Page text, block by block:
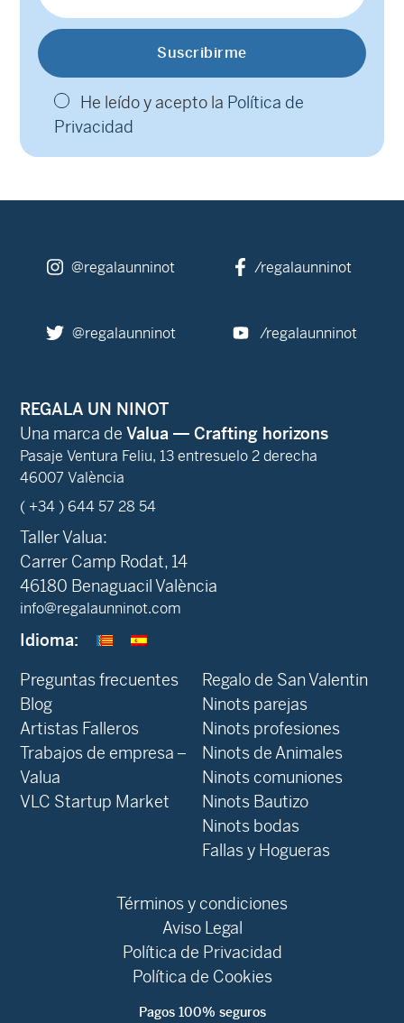
He leído y acepto la Política de
Privacidad
@regalaunninot /regalaunninot
@regalaunninot /regalaunninot
REGALA UN NINOT
Una marca de Valua — Crafting horizons
Pasaje Ventura Feliu, 13 entresuelo 2 derecha
46007 València
( +34 ) 644 57 28 54
Taller Valua:
Carrer Camp Rodat, 14
46180 Benaguacil València
info@regalaunninot.com
Idioma:
Preguntas frecuentes
Blog
Artistas Falleros
Trabajos de empresa –
Valua
VLC Startup Market
Regalo de San Valentin
Ninots parejas
Ninots profesiones
Ninots de Animales
Ninots comuniones
Ninots Bautizo
Ninots bodas
Fallas y Hogueras
Términos y condiciones
Aviso Legal
Política de Privacidad
Política de Cookies
Pagos 100% seguros